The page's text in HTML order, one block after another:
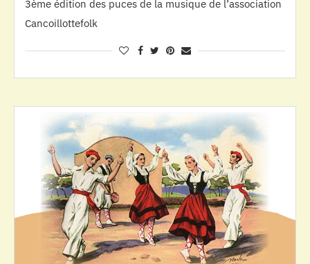
3ème édition des puces de la musique de l’association
Cancoillottefolk